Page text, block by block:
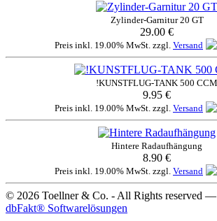
Zylinder-Garnitur 20 GT
29.00 €
Preis inkl. 19.00% MwSt. zzgl. Versand
!KUNSTFLUG-TANK 500 CCM
9.95 €
Preis inkl. 19.00% MwSt. zzgl. Versand
Hintere Radaufhängung
8.90 €
Preis inkl. 19.00% MwSt. zzgl. Versand
© 2026 Toellner & Co. - All Rights reserved
dbFakt® Softwarelösungen